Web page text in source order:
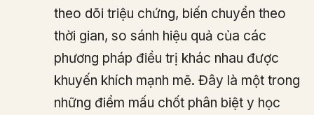
theo dõi triệu chứng, biến chuyển theo
thời gian, so sánh hiệu quả của các
phương pháp điều trị khác nhau được
khuyến khích mạnh mẽ. Đây là một trong
những điểm mấu chốt phân biệt y học